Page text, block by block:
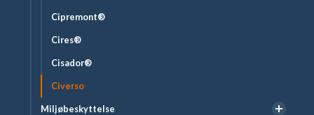
Cipremont®
Cires®
Cisador®
Civerso
Miljøbeskyttelse